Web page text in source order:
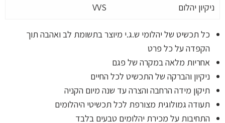
ניקיון יהלום
VVS
כל תכשיט של יהלומי ש.ג.י מיוצר בתשומת לב ואהבה תוך
הקפדה על כל פרט
אחריות מלאה במקרה של פגם
ניקיון והברקה של התכשיט לכל החיים
תיקון מידה הרחבה והצרה עד שנה מיום הקניה
תעודה גמולוגית מצורפת לכל תכשיטי היהלומים
התחיבות על מכירת יהלומים טבעים בלבד